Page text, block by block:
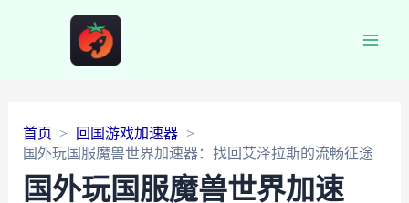
首页
回国游戏加速器
国外玩国服魔兽世界加速器：找回艾泽拉斯的流畅征途
国外玩国服魔兽世界加速